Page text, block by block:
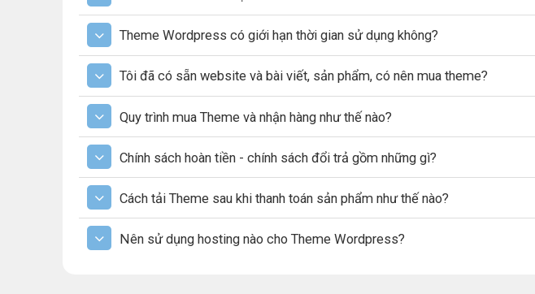
Theme Wordpress có giới hạn thời gian sử dụng không?
Tôi đã có sẵn website và bài viết, sản phẩm, có nên mua theme?
Quy trình mua Theme và nhận hàng như thế nào?
Chính sách hoàn tiền - chính sách đổi trả gồm những gì?
Cách tải Theme sau khi thanh toán sản phẩm như thế nào?
Nên sử dụng hosting nào cho Theme Wordpress?